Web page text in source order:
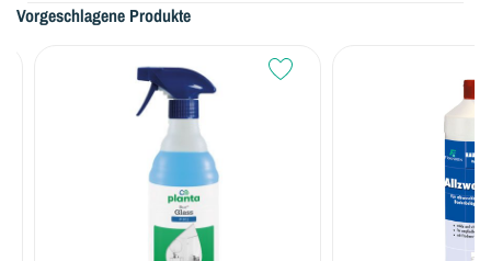
Vorgeschlagene Produkte